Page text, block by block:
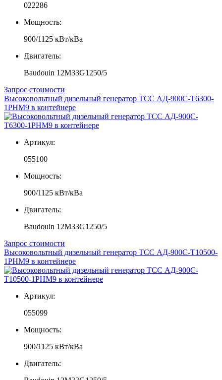
022286
Мощность:
900/1125 кВт/кВа
Двигатель:
Baudouin 12M33G1250/5
Запрос стоимости
Высоковольтный дизельный генератор ТСС АД-900С-Т6300-
1РНМ9 в контейнере
Артикул:
055100
Мощность:
900/1125 кВт/кВа
Двигатель:
Baudouin 12M33G1250/5
Запрос стоимости
Высоковольтный дизельный генератор ТСС АД-900С-Т10500-
1РНМ9 в контейнере
Артикул:
055099
Мощность:
900/1125 кВт/кВа
Двигатель: